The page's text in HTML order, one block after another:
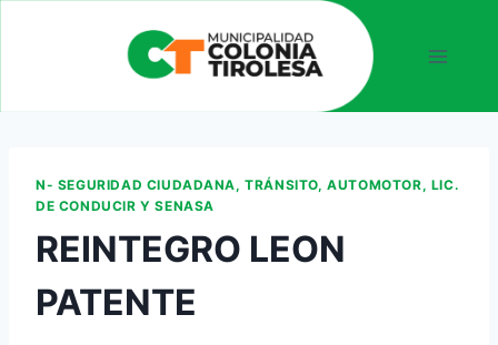
N- SEGURIDAD CIUDADANA, TRÁNSITO, AUTOMOTOR, LIC.
DE CONDUCIR Y SENASA
REINTEGRO LEON
PATENTE